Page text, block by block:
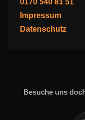
Impressum
Datenschutz
Besuche uns